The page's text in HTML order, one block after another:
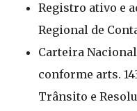
Registro ativo e
Regional de
Carteira
conforme arts.
Trânsito e